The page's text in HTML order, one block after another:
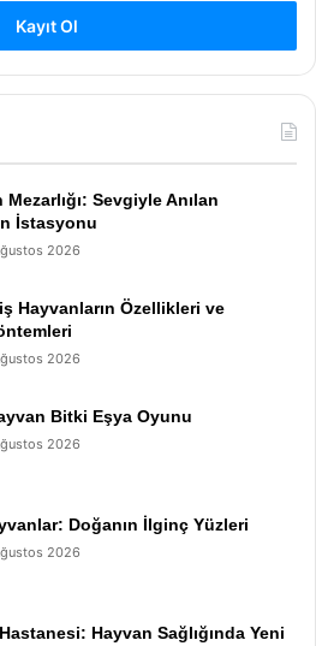
Kayıt Ol
Sevgiyle Anılan
İstasyonu
2026
Hayvanların Özellikleri ve
2026
Bitki Eşya Oyunu
2026
Doğanın İlginç Yüzleri
2026
Hayvan Sağlığında Yeni